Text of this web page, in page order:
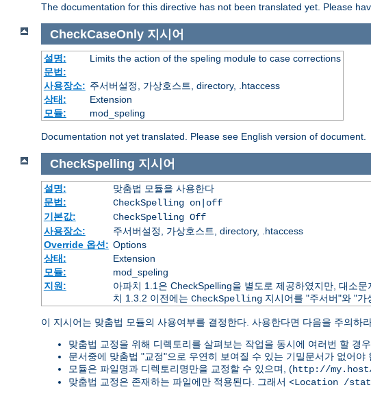
The documentation for this directive has not been translated yet. Please
CheckCaseOnly 지시어
설명:
Limits the action of the speling module to case corrections
문법:
사용장소: 주서버설정, 가상호스트, directory, .htaccess
상태:
Extension
모듈:
mod_speling
Documentation not yet translated. Please see English version of document.
CheckSpelling 지시어
설명:
맞춤법 모듈을 사용한다
문법:
CheckSpelling on|off
기본값:
CheckSpelling Off
사용장소:
주서버설정, 가상호스트, directory, .htaccess
Override 옵션: Options
상태:
Extension
모듈:
mod_speling
지원:
아파치 1.1은 CheckSpelling을 별도로 제공하였지만, 대소
치 1.3.2 이전에는 CheckSpelling지시어를 "주서버"와 "가
이 지시어는 맞춤법 모듈의 사용여부를 결정한다. 사용한다면 다음을 주의하
맞춤법 교정을 위해 디렉토리를 살펴보는 작업을 동시에 여러번 할 경
문서중에 맞춤법 "교정"으로 우연히 보여질 수 있는 기밀문서가 없어야
모듈은 파일명과 디렉토리명만을 교정할 수 있으며, (http://
맞춤법 교정은 존재하는 파일에만 적용된다. 그래서 <Location /